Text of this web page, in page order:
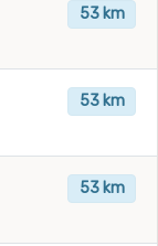
53 km
53 km
53 km